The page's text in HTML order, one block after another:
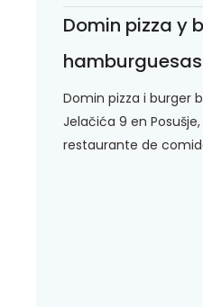
Domin pizza y
hamburguesas
Domin pizza i burger
Jelačića 9 en
restaurante de